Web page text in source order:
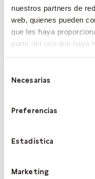
nuestros partners de
web, quienes pueden
que les haya
partir del uso que haya
Necesarias
Preferencias
Estadística
Marketing
Carta Estrategia
Carta trimestral
Carta trimestral